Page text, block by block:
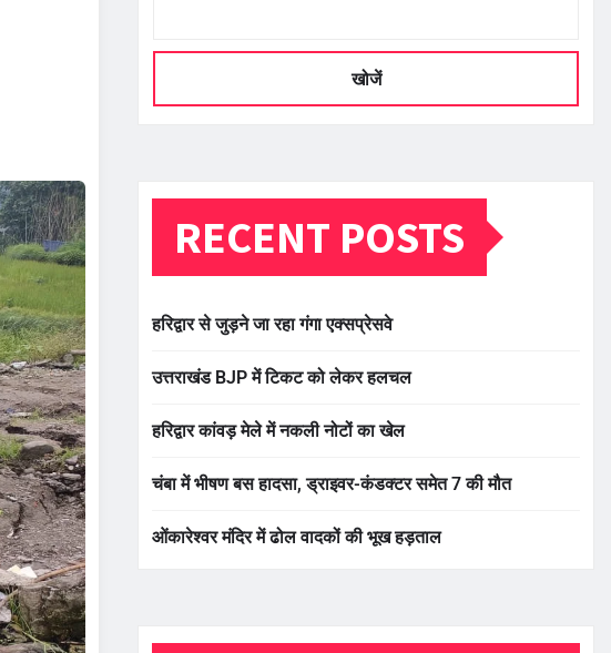
खोजें
RECENT POSTS
हरिद्वार से जुड़ने जा रहा गंगा एक्सप्रेसवे
उत्तराखंड BJP में टिकट को लेकर हलचल
हरिद्वार कांवड़ मेले में नकली नोटों का खेल
चंबा में भीषण बस हादसा, ड्राइवर-कंडक्टर समेत 7 की मौत
ओंकारेश्वर मंदिर में ढोल वादकों की भूख हड़ताल